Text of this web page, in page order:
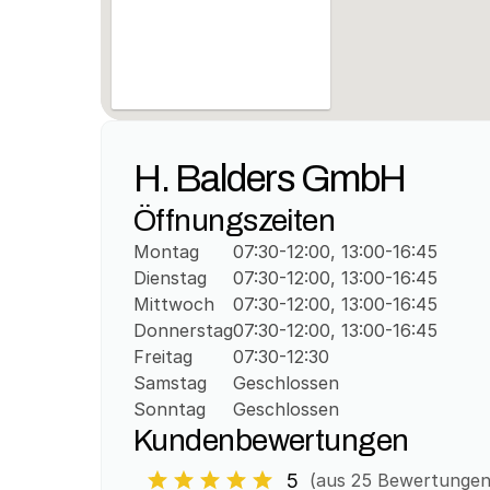
H. Balders GmbH
Öffnungszeiten
Montag
Dienstag
Mittwoch
Donnerstag
Freitag
Samstag
Sonntag
07:30-12:00, 13:00-16:45
07:30-12:00, 13:00-16:45
07:30-12:00, 13:00-16:45
07:30-12:00, 13:00-16:45
07:30-12:30
Geschlossen
Geschlossen
Kundenbewertungen
5 (aus 25